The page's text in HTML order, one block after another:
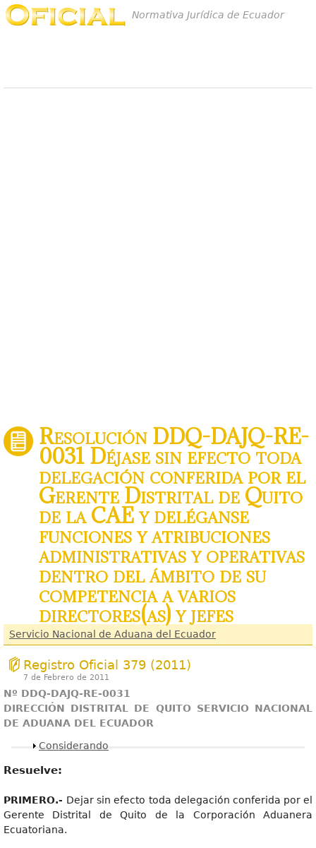
Normativa Jurídica de Ecuador
Resolución DDQ-DAJQ-RE-
0031 Déjase sin efecto toda
delegación conferida por el
Gerente Distrital de Quito
de la CAE y deléganse
funciones y atribuciones
administrativas y operativas
dentro del ámbito de su
competencia a varios
directores(as) y jefes
Servicio Nacional de Aduana del Ecuador
Registro Oficial 379 (2011)
7 de Febrero de 2011
Nº DDQ-DAJQ-RE-0031
DIRECCIÓN DISTRITAL DE QUITO SERVICIO NACIONAL
DE ADUANA DEL ECUADOR
Mostrar
Considerando
Resuelve:
PRIMERO.- Dejar sin efecto toda delegación conferida por el
Gerente Distrital de Quito de la Corporación Aduanera
Ecuatoriana.